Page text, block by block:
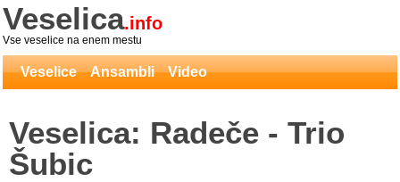
Veselica.info
Vse veselice na enem mestu
Veselice Ansambli Video
Veselica: Radeče - Trio
Šubic